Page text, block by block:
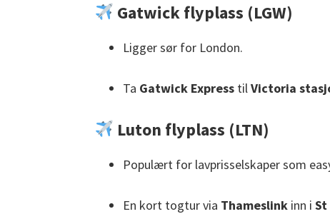
Gatwick flyplass (LGW)
Ligger sør for London.
Ta Gatwick Express til Victoria
Luton flyplass (LTN)
Populært for lavprisselskaper som
En kort togtur via Thameslink inn i St